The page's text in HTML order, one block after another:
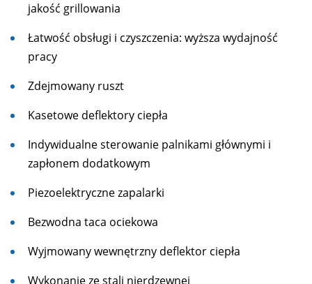
jakość grillowania
Łatwość obsługi i czyszczenia: wyższa wydajność
pracy
Zdejmowany ruszt
Kasetowe deflektory ciepła
Indywidualne sterowanie palnikami głównymi i
zapłonem dodatkowym
Piezoelektryczne zapalarki
Bezwodna taca ociekowa
Wyjmowany wewnętrzny deflektor ciepła
Wykonanie ze stali nierdzewnej